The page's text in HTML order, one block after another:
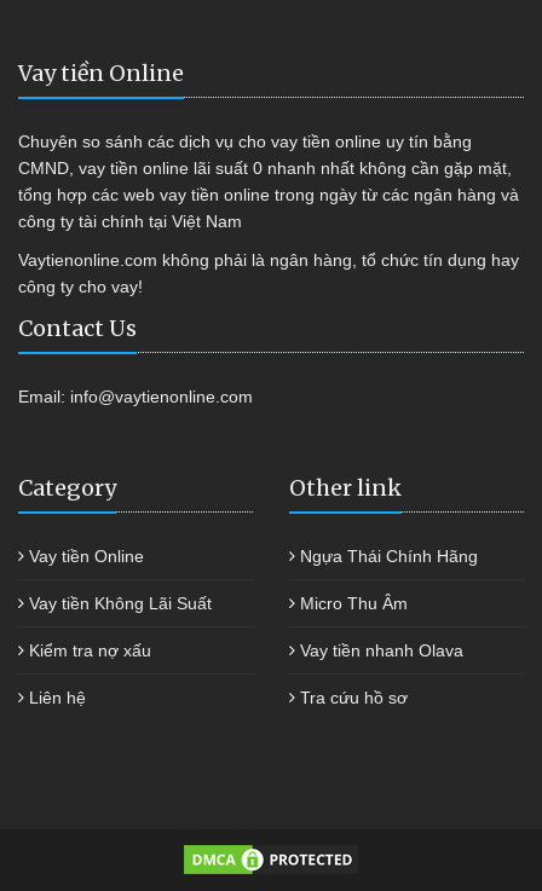
Vay tiền Online
Chuyên so sánh các dịch vụ cho vay tiền online uy tín bằng
CMND, vay tiền online lãi suất 0 nhanh nhất không cần gặp mặt,
tổng hợp các web vay tiền online trong ngày từ các ngân hàng và
công ty tài chính tại Việt Nam
Vaytienonline.com không phải là ngân hàng, tổ chức tín dụng hay
công ty cho vay!
Contact Us
Email: info@vaytienonline.com
Category
Vay tiền Online
Vay tiền Không Lãi Suất
Kiểm tra nợ xấu
Liên hệ
Other link
Ngựa Thái Chính Hãng
Micro Thu Âm
Vay tiền nhanh Olava
Tra cứu hồ sơ